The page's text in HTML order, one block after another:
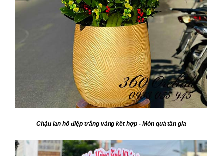
Chậu lan hồ điệp trắng vàng kết hợp - Món quà tân gia